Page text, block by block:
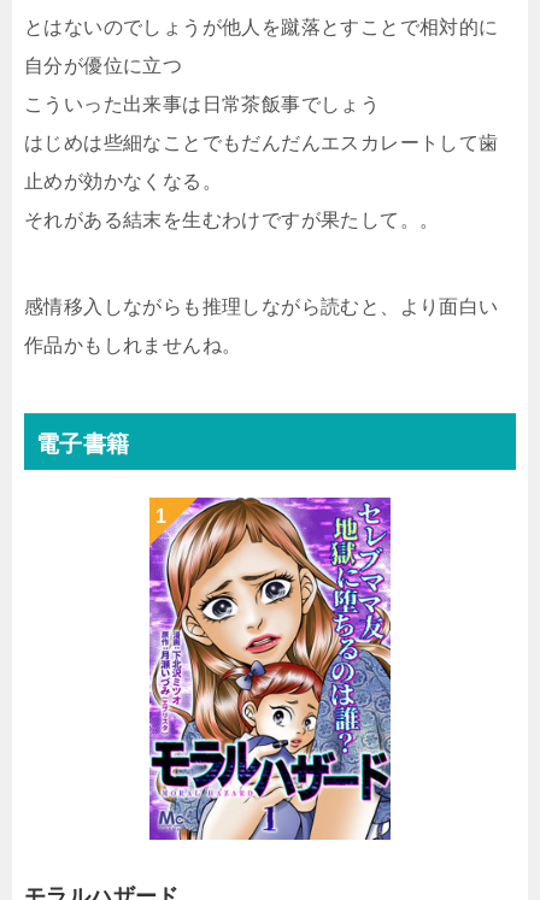
とはないのでしょうが他人を蹴落とすことで相対的に
自分が優位に立つ
こういった出来事は日常茶飯事でしょう
はじめは些細なことでもだんだんエスカレートして歯
止めが効かなくなる。
それがある結末を生むわけですが果たして。。
感情移入しながらも推理しながら読むと、より面白い
作品かもしれませんね。
電子書籍